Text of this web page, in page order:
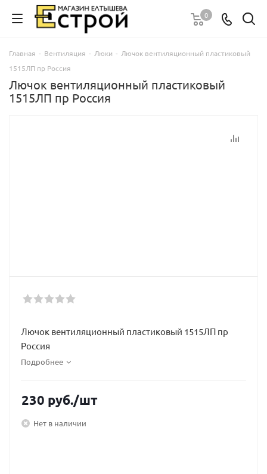
0
Главная - Вентиляция - Люки - Лючок вентиляционный пластиковый
1515ЛП пр Россия
Лючок вентиляционный пластиковый
1515ЛП пр Россия
Лючок вентиляционный пластиковый 1515ЛП пр
Россия
Подробнее
230 руб./шт
Нет в наличии